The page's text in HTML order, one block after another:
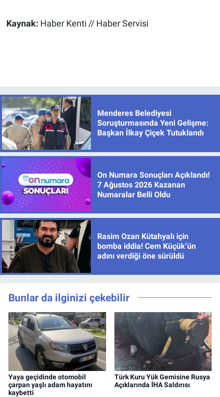
Kaynak: Haber Kenti // Haber Servisi
Menderes Belediyesi
Soruşturmasında Yeni Gelişme:
Başkan İlkay Çiçek Tutuklandı
On Numara Sonuçları Açıklandı!
7 Ağustos 2026 Kazanan
Numaralar Belli Oldu
Rasim Ozan Kütahyalı için
bomba iddia! Cem Küçük’ün
adını verdiği öne sürüldü
Bunlar da ilginizi çekebilir
Yaya geçidinde otomobil
çarpan yaşlı adam hayatını
kaybetti
Türk Kuru Yük Gemisine Rusya
Açıklarında İHA Saldırısı